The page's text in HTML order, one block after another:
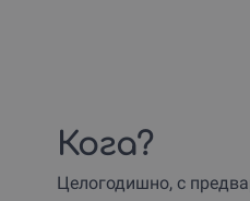
Кога?
Целогодишно, с